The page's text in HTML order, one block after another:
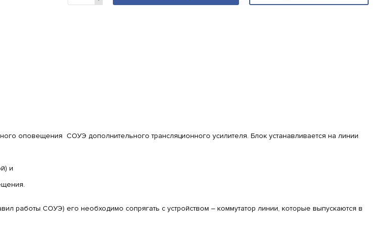
оповещения СОУЭ дополнительного трансляционного усилителя. Блок устанавливается на линии
и
работы СОУЭ) его необходимо сопрягать с устройством – коммутатор линии, которые выпускаются в